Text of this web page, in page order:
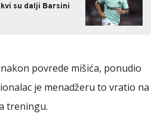
su dalji Barsini
povrede mišića, ponudio
je menadžeru to vratio na
treningu.